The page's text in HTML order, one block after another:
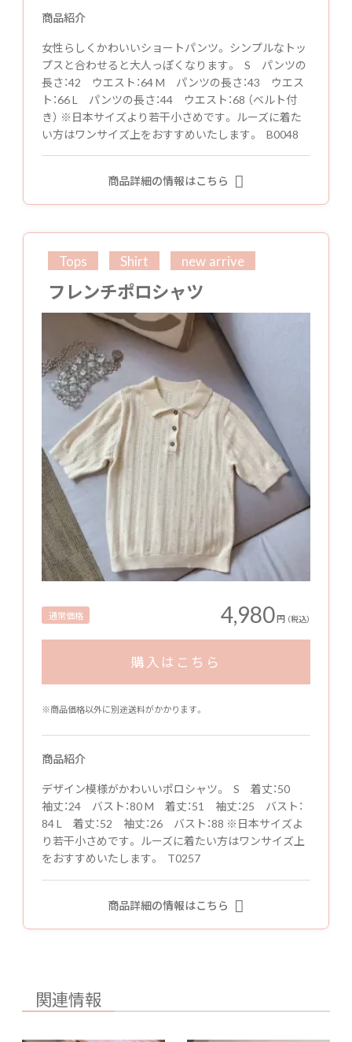
商品紹介
女性らしくかわいいショートパンツ。 シンプルなトッ
プスと合わせると大人っぽくなります。 S パンツの
長さ：42 ウエスト：64 M パンツの長さ：43 ウエス
ト：66 L パンツの長さ：44 ウエスト：68 （ベルト付
き） ※日本サイズより若干小さめです。 ルーズに着た
い方はワンサイズ上をおすすめいたします。 B0048
商品詳細の情報はこちら
Tops Shirt new arrive
フレンチポロシャツ
通常価格 4,980円 （税込）
購入はこちら
※商品価格以外に別途送料がかかります。
商品紹介
デザイン模様がかわいいポロシャツ。 S 着丈：50
袖丈：24 バスト：80 M 着丈：51 袖丈：25 バスト：
84 L 着丈：52 袖丈：26 バスト：88 ※日本サイズよ
り若干小さめです。 ルーズに着たい方はワンサイズ上
をおすすめいたします。 T0257
商品詳細の情報はこちら
関連情報